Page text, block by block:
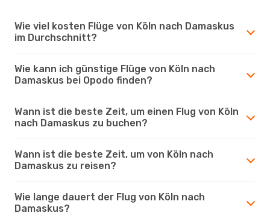
Wie viel kosten Flüge von Köln nach Damaskus
im Durchschnitt?
Wie kann ich günstige Flüge von Köln nach
Damaskus bei Opodo finden?
Wann ist die beste Zeit, um einen Flug von Köln
nach Damaskus zu buchen?
Wann ist die beste Zeit, um von Köln nach
Damaskus zu reisen?
Wie lange dauert der Flug von Köln nach
Damaskus?